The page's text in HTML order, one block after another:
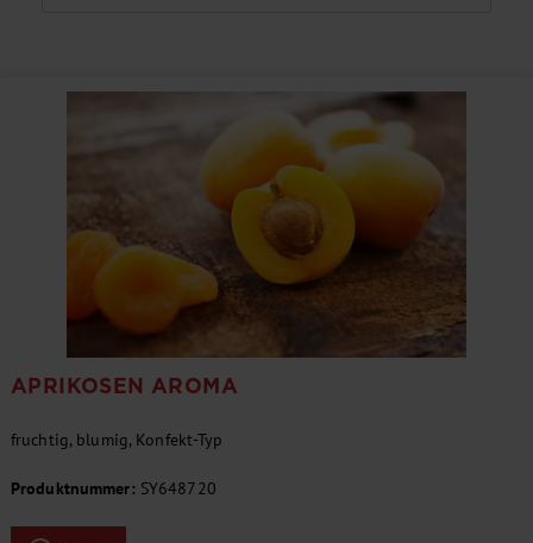
APRIKOSEN AROMA
fruchtig, blumig, Konfekt-Typ
Produktnummer: SY648720